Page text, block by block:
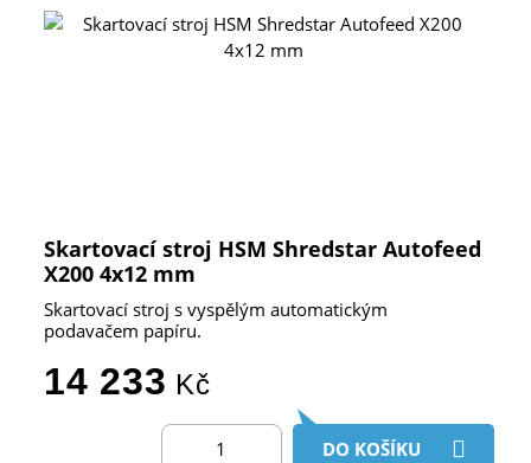
Skartovací stroj HSM Shredstar Autofeed
X200 4x12 mm
Skartovací stroj s vyspělým automatickým
podavačem papíru.
14 233 Kč
DO KOŠÍKU